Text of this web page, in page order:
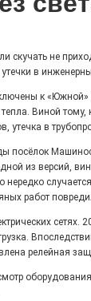
«Районы-
килем!
скучать не
в
к «Южной»
Виной тому,
в
посёлок
из версий,
нередко
работ
сетях.
релейная